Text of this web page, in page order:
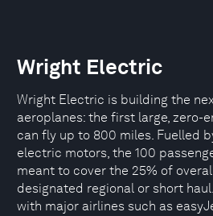
Wright Electric
Wright Electric is building the
aeroplanes: the first large, zero-
can fly up to 800 miles. Fuelled
electric motors, the 100
meant to cover the 25% of
designated regional or short
with major airlines such as